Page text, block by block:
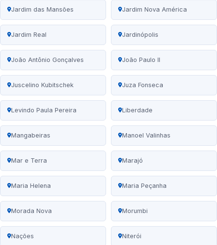
Jardim das Mansões Jardim Nova América
Jardim Real Jardinópolis
João Antônio Gonçalves João Paulo II
Juscelino Kubitschek Juza Fonseca
Levindo Paula Pereira Liberdade
Mangabeiras Manoel Valinhas
Mar e Terra Marajó
Maria Helena Maria Peçanha
Morada Nova Morumbi
Nações Niterói